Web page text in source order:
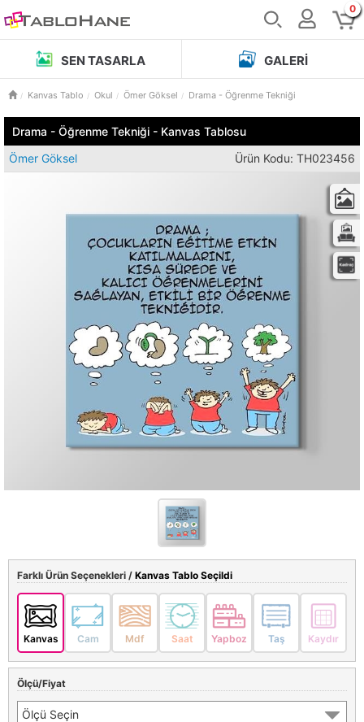
0
SEN TASARLA GALERI
Kanvas Tablo Okul Ömer Göksel Drama - Öğrenme Tekniği
Drama - Öğrenme Tekniği - Kanvas Tablosu
Ömer Göksel
Ürün Kodu: TH023456
Farklı Ürün Seçenekleri / Kanvas Tablo Seçildi
Kanvas Cam Mdf Saat Yapboz Taş Kaydır
Ölçü/Fiyat
Ölçü Seçin